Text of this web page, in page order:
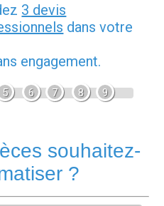
3 devis
dans votre
engagement.
5 6 7 8 9
souhaitez-
?